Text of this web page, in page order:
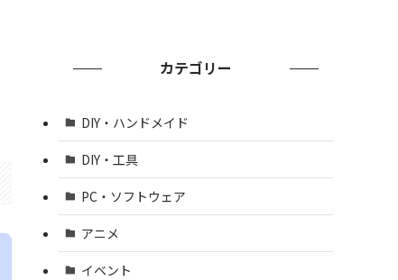
カテゴリー
DIY・ハンドメイド
DIY・工具
PC・ソフトウェア
アニメ
イベント